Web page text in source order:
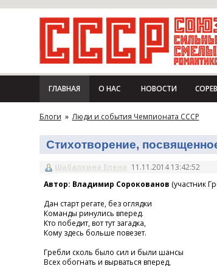
ГЛАВНАЯ О НАС НОВОСТИ
Блоги » Люди и события Чемпионата СССР
Стихотворение,
Шабалкина Елена 11.11.2014 13:42:52
Автор: Владимир Сорокованов (участник
Дан старт регате, без оглядки
Команды ринулись вперед.
Кто победит, вот тут загадка,
Кому здесь больше повезет.
Гребли сколь было сил и были шансы
Всех обогнать и вырваться вперед,